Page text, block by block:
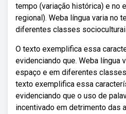
tempo (variação histórica) e no
regional). Weba língua varia no
diferentes classes
O texto exemplifica essa
evidenciando que. Weba língua
espaço e em diferentes
texto exemplifica essa
evidenciando que o uso de
incentivado em detrimento das